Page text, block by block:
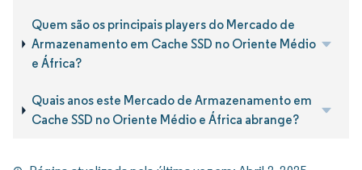
Quem são os principais players do Mercado de
Armazenamento em Cache SSD no Oriente Médio
e África?
Quais anos este Mercado de Armazenamento em
Cache SSD no Oriente Médio e África abrange?